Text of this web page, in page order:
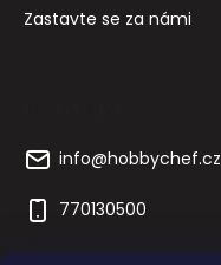
Zastavte se za námi
info@hobbychef.cz
770130500